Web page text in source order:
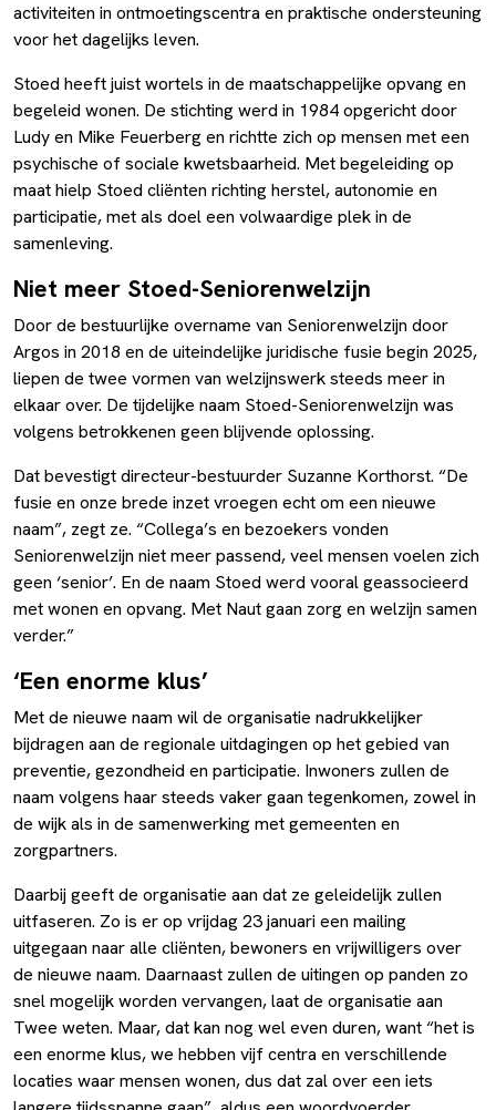
activiteiten in ontmoetingscentra en praktische ondersteuning
voor het dagelijks leven.
Stoed heeft juist wortels in de maatschappelijke opvang en
begeleid wonen. De stichting werd in 1984 opgericht door
Ludy en Mike Feuerberg en richtte zich op mensen met een
psychische of sociale kwetsbaarheid. Met begeleiding op
maat hielp Stoed cliënten richting herstel, autonomie en
participatie, met als doel een volwaardige plek in de
samenleving.
Niet meer Stoed-Seniorenwelzijn
Door de bestuurlijke overname van Seniorenwelzijn door
Argos in 2018 en de uiteindelijke juridische fusie begin 2025,
liepen de twee vormen van welzijnswerk steeds meer in
elkaar over. De tijdelijke naam Stoed-Seniorenwelzijn was
volgens betrokkenen geen blijvende oplossing.
Dat bevestigt directeur-bestuurder Suzanne Korthorst. “De
fusie en onze brede inzet vroegen echt om een nieuwe
naam”, zegt ze. “Collega’s en bezoekers vonden
Seniorenwelzijn niet meer passend, veel mensen voelen zich
geen ‘senior’. En de naam Stoed werd vooral geassocieerd
met wonen en opvang. Met Naut gaan zorg en welzijn samen
verder.”
‘Een enorme klus’
Met de nieuwe naam wil de organisatie nadrukkelijker
bijdragen aan de regionale uitdagingen op het gebied van
preventie, gezondheid en participatie. Inwoners zullen de
naam volgens haar steeds vaker gaan tegenkomen, zowel in
de wijk als in de samenwerking met gemeenten en
zorgpartners.
Daarbij geeft de organisatie aan dat ze geleidelijk zullen
uitfaseren. Zo is er op vrijdag 23 januari een mailing
uitgegaan naar alle cliënten, bewoners en vrijwilligers over
de nieuwe naam. Daarnaast zullen de uitingen op panden zo
snel mogelijk worden vervangen, laat de organisatie aan
Twee weten. Maar, dat kan nog wel even duren, want “het is
een enorme klus, we hebben vijf centra en verschillende
locaties waar mensen wonen, dus dat zal over een iets